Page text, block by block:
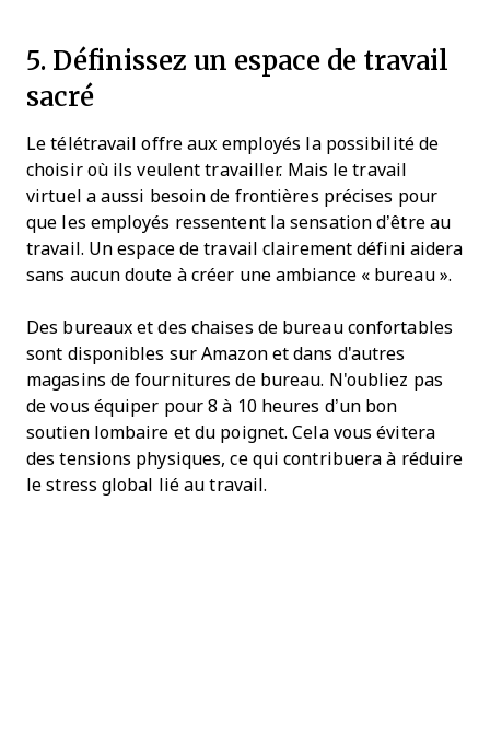
5. Définissez un espace de travail
sacré
Le télétravail offre aux employés la possibilité de
choisir où ils veulent travailler. Mais le travail
virtuel a aussi besoin de frontières précises pour
que les employés ressentent la sensation d’être au
travail. Un espace de travail clairement défini aidera
sans aucun doute à créer une ambiance « bureau ».
Des bureaux et des chaises de bureau confortables
sont disponibles sur Amazon et dans d'autres
magasins de fournitures de bureau. N'oubliez pas
de vous équiper pour 8 à 10 heures d’un bon
soutien lombaire et du poignet. Cela vous évitera
des tensions physiques, ce qui contribuera à réduire
le stress global lié au travail.